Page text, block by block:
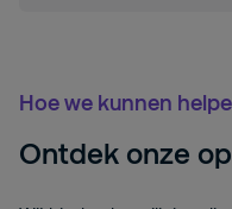
Hoe we kunnen
Ontdek onze